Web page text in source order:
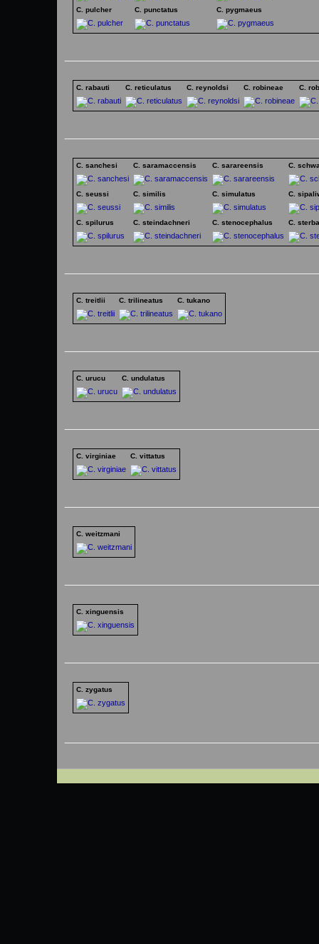
C. pulcher C. punctatus C. pygmaeus
C. rabauti C. reticulatus C. reynoldsi C. robineae C.
C. sanchesi C. saramaccensis C. sarareensis C.
C. seussi C. similis C. simulatus C.
C. spilurus C. steindachneri C. stenocephalus C.
C. treitlii C. trilineatus C. tukano
C. urucu C. undulatus
C. virginiae C. vittatus
C. weitzmani
C. xinguensis
C. zygatus